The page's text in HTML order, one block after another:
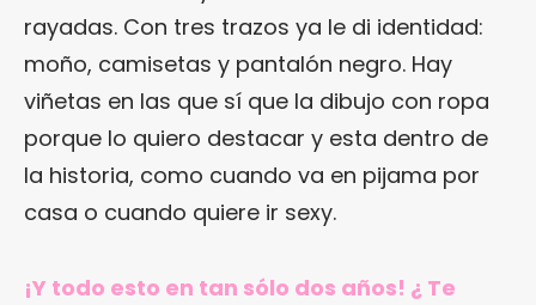
rayadas. Con tres trazos ya le di identidad:
moño, camisetas y pantalón negro. Hay
viñetas en las que sí que la dibujo con ropa
porque lo quiero destacar y esta dentro de
la historia, como cuando va en pijama por
casa o cuando quiere ir sexy.
¡Y todo esto en tan sólo dos años! ¿ Te